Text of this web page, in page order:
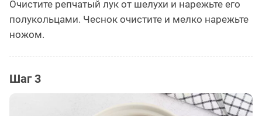
Очистите репчатый лук от шелухи и нарежьте его
полукольцами. Чеснок очистите и мелко нарежьте
ножом.
Шаг 3